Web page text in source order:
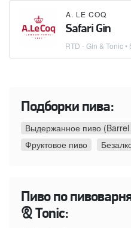
A. LE COQ
Safari Gin
RTD - Gin & Tonic•
Подборки пива:
Выдержанное пиво (Barrel
Фруктовое пиво
Пиво по
& Tonic: